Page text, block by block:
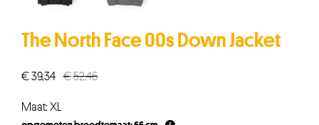
The North Face 00s Down Jacket
€52,46Oorspronkelijke
€39,34
Huidige
Maat: XL